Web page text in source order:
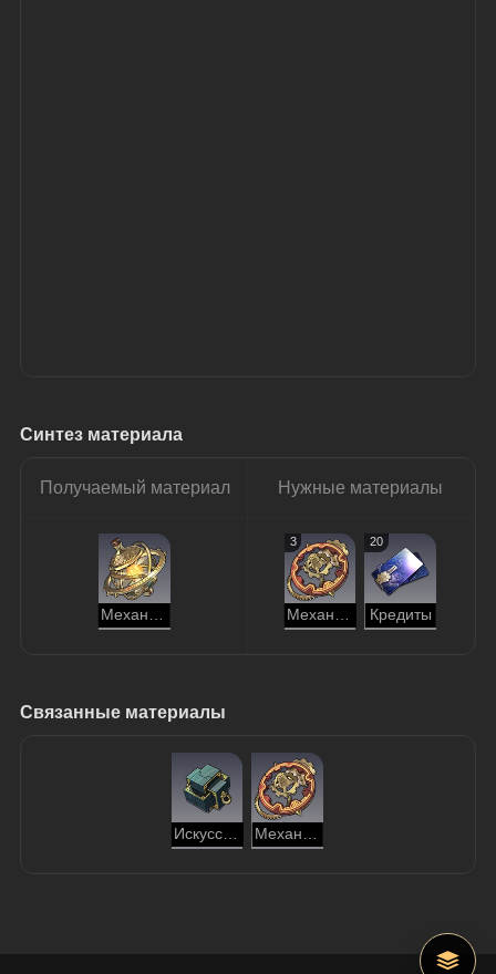
Синтез материала
Получаемый материал Нужные материалы
3 20
Кредиты
Связанные материалы